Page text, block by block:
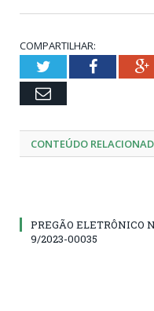
COMPARTILHAR:
TwitterFacebook
Email
CONTEÚDO
PREGÃO ELETRÔNICO
9/2023-00035